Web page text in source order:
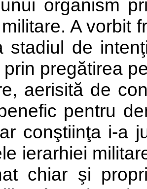
organism
A vorbit
stadiul de
pregătirea
aerisită de
pentru
conştiinţa i-a
ierarhiei
chiar şi